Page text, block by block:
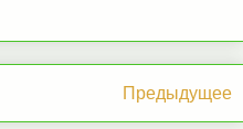
Предыдущее